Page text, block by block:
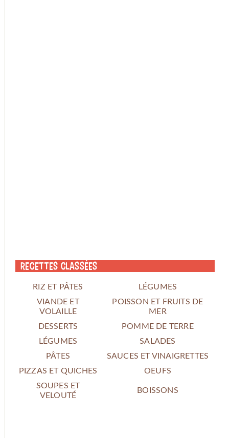
Recettes classées
RIZ ET PÂTES
LÉGUMES
VIANDE ET
VOLAILLE
POISSON ET FRUITS DE
MER
DESSERTS
POMME DE TERRE
LÉGUMES
SALADES
PÂTES
SAUCES ET VINAIGRETTES
PIZZAS ET QUICHES
OEUFS
SOUPES ET
VELOUTÉ
BOISSONS